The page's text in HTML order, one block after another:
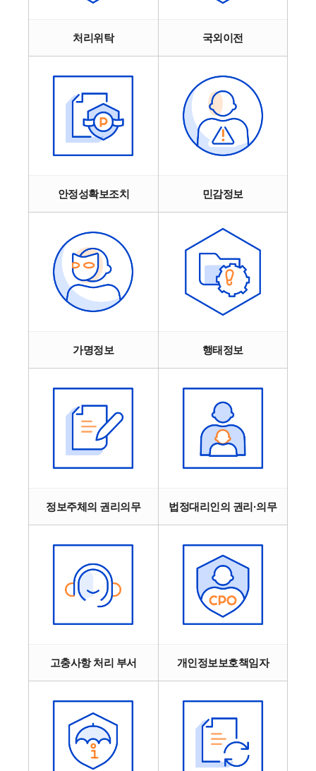
처리위탁 국외이전
안정성확보조치 민감정보
가명정보 행태정보
정보주체의 권리의무 법정대리인의 권리·의무
고충사항 처리 부서 개인정보보호책임자